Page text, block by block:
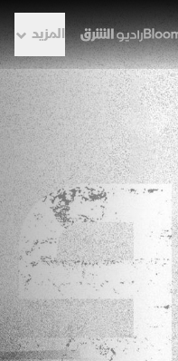
راديو الشرق
المزيد